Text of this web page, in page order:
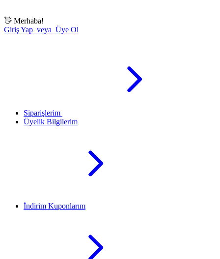
👋 Merhaba!
Giriş Yap veya Üye Ol
Siparişlerim
Üyelik Bilgilerim
İndirim Kuponlarım